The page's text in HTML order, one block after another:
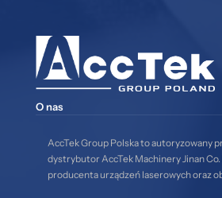
O nas
AccTek Group Polska to autoryzowany
dystrybutor AccTek Machinery Jinan
producenta urządzeń laserowych oraz